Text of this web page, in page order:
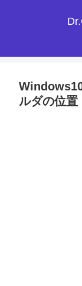
ルダの位置